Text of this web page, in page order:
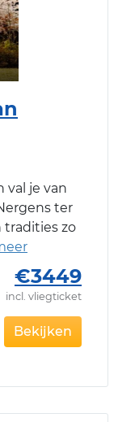
val je van
ter
tradities zo
€3449
incl. vliegticket
Bekijken